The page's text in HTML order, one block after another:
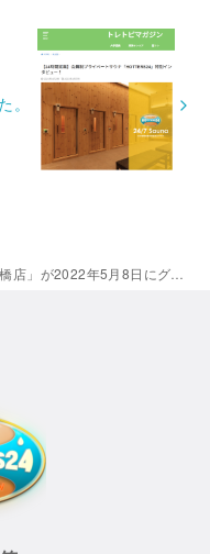
。
2022年5月8日にグランドオープン！